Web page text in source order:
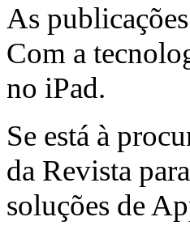
As
Com a
no iPad.
Se está à
da Revista
soluções de